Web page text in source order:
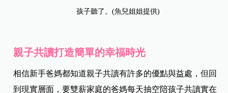
孩子聽了。(魚兒姐姐提供)
親子共讀打造簡單的幸福時光
相信新手爸媽都知道親子共讀有許多的優點與益處，但回
到現實層面，要雙薪家庭的爸媽每天抽空陪孩子共讀實在